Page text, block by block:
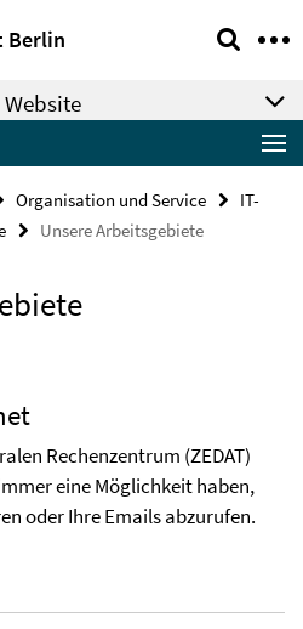
Berlin
Organisation und Service
IT-
Unsere Arbeitsgebiete
Rechenzentrum (ZEDAT)
eine Möglichkeit haben,
oder Ihre Emails abzurufen.